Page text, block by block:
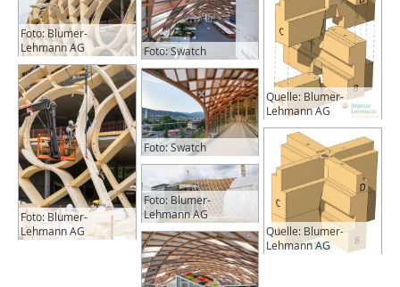
Foto: Blumer-
Lehmann AG
Foto: Blumer-
Lehmann AG
Foto: Swatch
Foto: Swatch
Foto: Blumer-
Lehmann AG
Quelle: Blumer-
Lehmann AG
Quelle: Blumer-
Lehmann AG